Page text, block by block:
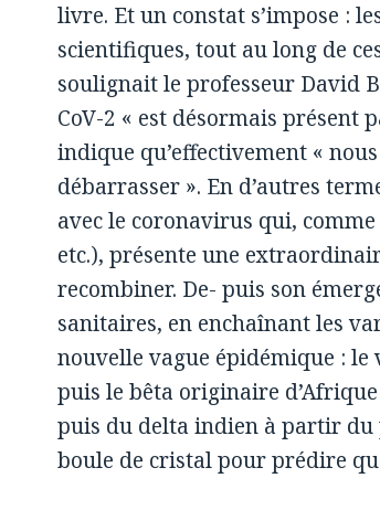
livre. Et un constat s’impose :
scientifiques, tout au long de
soulignait le professeur David
CoV-2 « est désormais présent
indique qu’effectivement «
débarrasser ». En d’autres
avec le coronavirus qui,
etc.), présente une
recombiner. De- puis son
sanitaires, en enchaînant les
nouvelle vague épidémique :
puis le bêta originaire
puis du delta indien à partir du
boule de cristal pour prédire